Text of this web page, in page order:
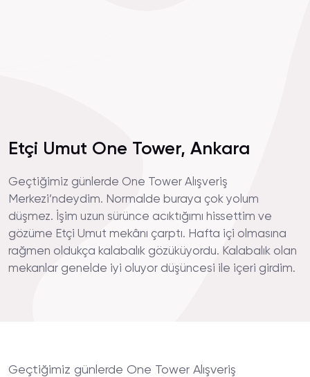
Etçi Umut One Tower, Ankara
Geçtiğimiz günlerde One Tower Alışveriş
Merkezi’ndeydim. Normalde buraya çok yolum
düşmez. İşim uzun sürünce acıktığımı hissettim ve
gözüme Etçi Umut mekânı çarptı. Hafta içi olmasına
rağmen oldukça kalabalık gözüküyordu. Kalabalık olan
mekanlar genelde iyi oluyor düşüncesi ile içeri girdim.
Geçtiğimiz günlerde One Tower Alışveriş